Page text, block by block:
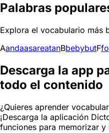
Palabras
Explora el vocabulario más
AandaasareatanBbebybutF
Descarga la app
todo el contenido
¿Quieres aprender
¡Descarga la aplicación
funciones para memorizar